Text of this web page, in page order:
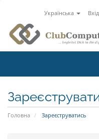
Українська Вхід
Головна Зареєструватись